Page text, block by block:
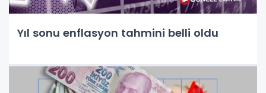
Yıl sonu enflasyon tahmini belli oldu